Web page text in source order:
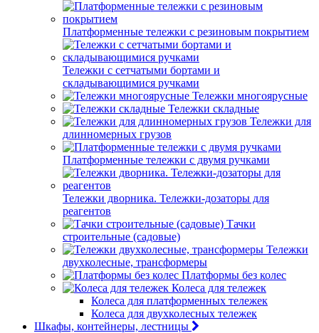
Платформенные тележки с резиновым покрытием
Тележки с сетчатыми бортами и
складывающимися ручками
Тележки многоярусные
Тележки складные
Тележки для
длинномерных грузов
Платформенные тележки с двумя ручками
Тележки дворника. Тележки-дозаторы для
реагентов
Тачки
строительные (садовые)
Тележки
двухколесные, трансформеры
Платформы без колес
Колеса для тележек
Колеса для платформенных тележек
Колеса для двухколесных тележек
Шкафы, контейнеры, лестницы